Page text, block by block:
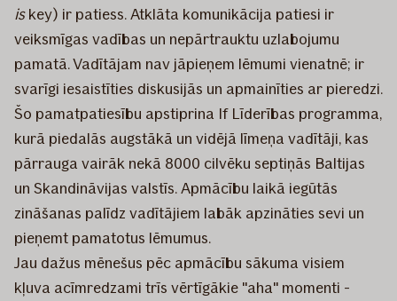
iskey) ir patiess. Atklāta komunikācija patiesi ir
veiksmīgas vadības un nepārtrauktu uzlabojumu
pamatā. Vadītājam nav jāpieņem lēmumi vienatnē; ir
svarīgi iesaistīties diskusijās un apmainīties ar pieredzi.
Šo pamatpatiesību apstiprina If Līderības programma,
kurā piedalās augstākā un vidējā līmeņa vadītāji, kas
pārrauga vairāk nekā 8000 cilvēku septiņās Baltijas
un Skandināvijas valstīs. Apmācību laikā iegūtās
zināšanas palīdz vadītājiem labāk apzināties sevi un
pieņemt pamatotus lēmumus.
Jau dažus mēnešus pēc apmācību sākuma visiem
kļuva acīmredzami trīs vērtīgākie "aha" momenti -